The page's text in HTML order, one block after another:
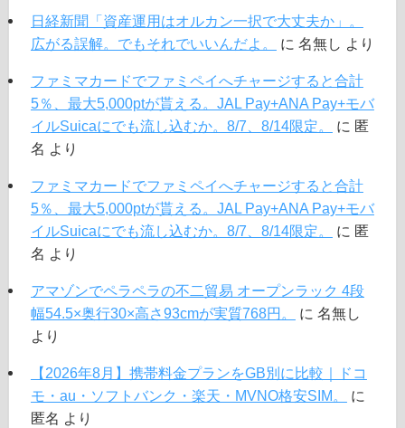
日経新聞「資産運用はオルカン一択で大丈夫か」。
広がる誤解。でもそれでいいんだよ。
に 名無し より
ファミマカードでファミペイへチャージすると合計
5％、最大5,000ptが貰える。JAL Pay+ANA Pay+モバ
イルSuicaにでも流し込むか。8/7、8/14限定。
に 匿
名 より
ファミマカードでファミペイへチャージすると合計
5％、最大5,000ptが貰える。JAL Pay+ANA Pay+モバ
イルSuicaにでも流し込むか。8/7、8/14限定。
に 匿
名 より
アマゾンでペラペラの不二貿易 オープンラック 4段
幅54.5×奥行30×高さ93cmが実質768円。
に 名無し
より
【2026年8月】携帯料金プランをGB別に比較｜ドコ
モ・au・ソフトバンク・楽天・MVNO格安SIM。
に
匿名 より